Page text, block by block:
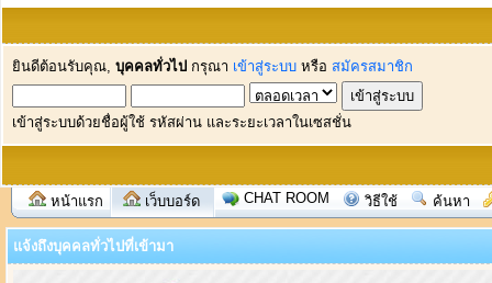
ยินดีต้อนรับคุณ, บุคคลทั่วไป กรุณา เข้าสู่ระบบ หรือ สมัครสมาชิก
เข้าสู่ระบบด้วยชื่อผู้ใช้ รหัสผ่าน และระยะเวลาในเซสชั่น
หน้าแรก เว็บบอร์ด CHAT ROOM วิธีใช้ ค้นหา
แจ้งถึงบุคคลทั่วไปที่เข้ามา